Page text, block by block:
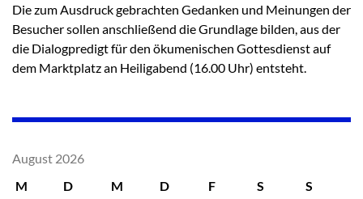
Die zum Ausdruck gebrachten Gedanken und Meinungen der
Besucher sollen anschließend die Grundlage bilden, aus der
die Dialogpredigt für den ökumenischen Gottesdienst auf
dem Marktplatz an Heiligabend (16.00 Uhr) entsteht.
August 2026
M
D M D F S
S